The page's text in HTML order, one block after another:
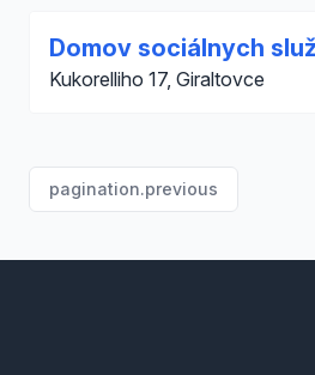
Domov sociálnych
Kukorelliho 17, Giraltovce
pagination.previous